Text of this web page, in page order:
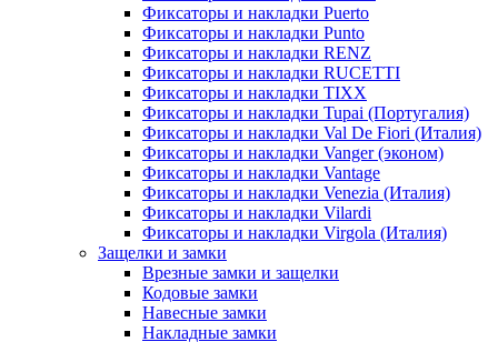
Фиксаторы и накладки Puerto
Фиксаторы и накладки Punto
Фиксаторы и накладки RENZ
Фиксаторы и накладки RUCETTI
Фиксаторы и накладки TIXX
Фиксаторы и накладки Tupai (Португалия)
Фиксаторы и накладки Val De Fiori (Италия)
Фиксаторы и накладки Vanger (эконом)
Фиксаторы и накладки Vantage
Фиксаторы и накладки Venezia (Италия)
Фиксаторы и накладки Vilardi
Фиксаторы и накладки Virgola (Италия)
Защелки и замки
Врезные замки и защелки
Кодовые замки
Навесные замки
Накладные замки